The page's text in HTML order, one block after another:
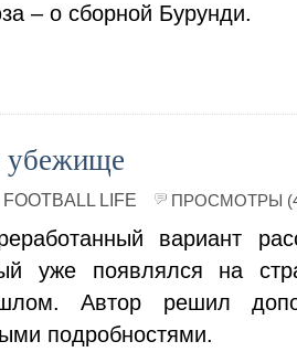
– о сборной Бурунди.
убежище
LIFE ПРОСМОТРЫ
вариант
уже появлялся на
Автор решил
подробностями.